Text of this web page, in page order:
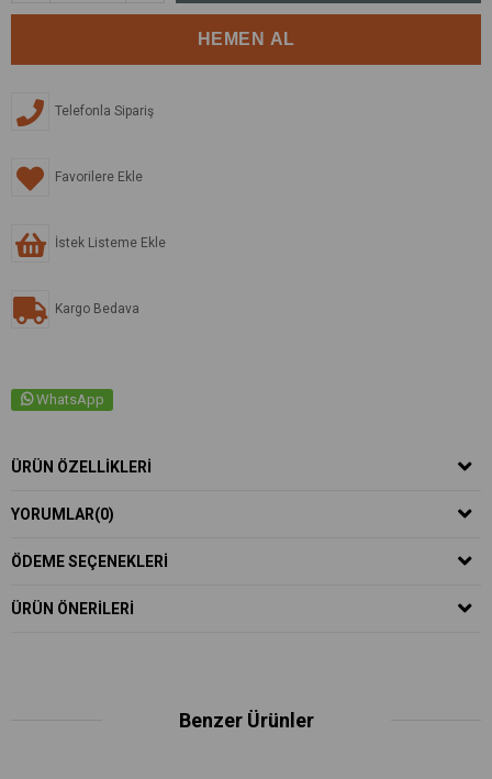
Telefonla Sipariş
Favorilere Ekle
İstek Listeme Ekle
Kargo Bedava
WhatsApp
ÜRÜN ÖZELLIKLERI
YORUMLAR(0)
ÖDEME SEÇENEKLERI
ÜRÜN ÖNERILERI
Benzer Ürünler